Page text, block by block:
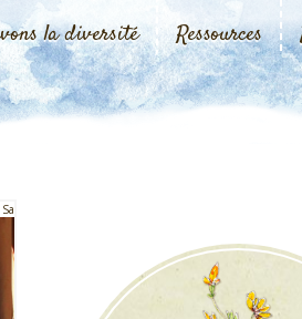
la diversité Ressources